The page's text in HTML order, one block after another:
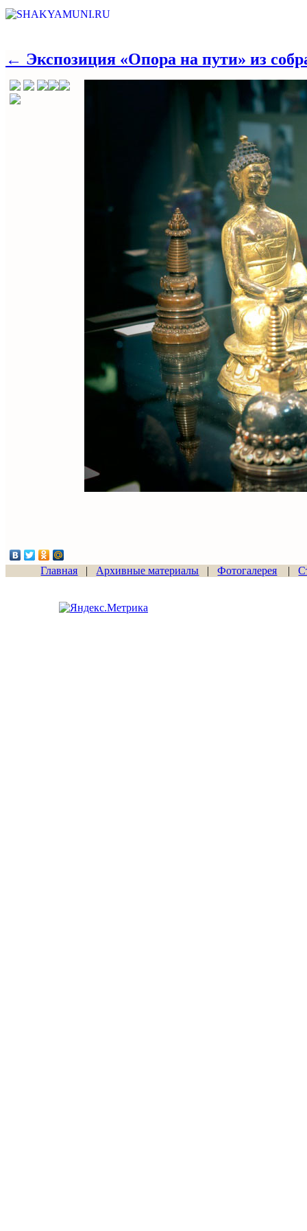
← Экспозиция «Опора на пути» из
Главная | Архивные материалы |Фотогалерея |